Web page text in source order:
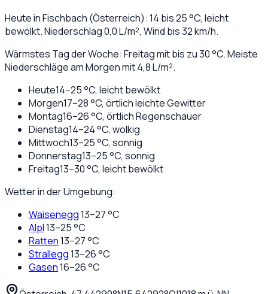
Heute inFischbach (Österreich): 14 bis25°C, leicht
bewölkt. Niederschlag0,0L/m², Wind bis32km/h.
Wärmstes Tag der Woche: Freitag mit bis zu 30 °C. Meiste
Niederschläge am Morgen mit 4,8 L/m².
Heute14–25°C, leicht bewölkt
Morgen17–28°C, örtlich leichte Gewitter
Montag16–26°C, örtlich Regenschauer
Dienstag14–24°C, wolkig
Mittwoch13–25°C, sonnig
Donnerstag13–25°C, sonnig
Freitag13–30°C, leicht bewölkt
Wetter in der Umgebung:
Waisenegg13–27°C
Alpl13–25°C
Ratten13–27°C
Strallegg13–26°C
Gasen16–26°C